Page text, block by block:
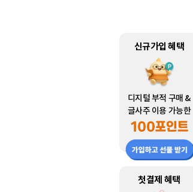
신규가입 혜택
디지털 부적 구매 &
글사주 이용 가능한
첫결제 혜택